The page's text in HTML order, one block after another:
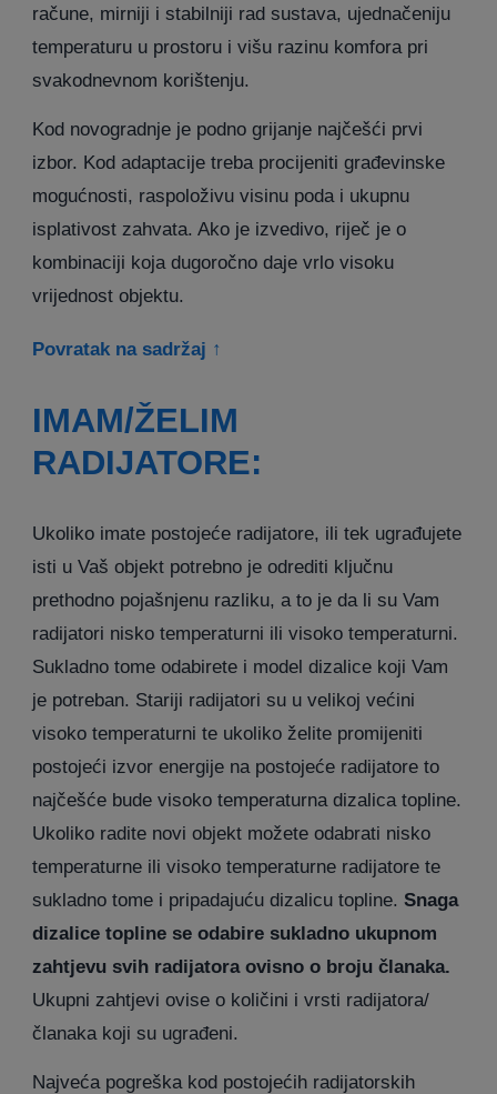
račune, mirniji i stabilniji rad sustava, ujednačeniju
temperaturu u prostoru i višu razinu komfora pri
svakodnevnom korištenju.
Kod novogradnje je podno grijanje najčešći prvi
izbor. Kod adaptacije treba procijeniti građevinske
mogućnosti, raspoloživu visinu poda i ukupnu
isplativost zahvata. Ako je izvedivo, riječ je o
kombinaciji koja dugoročno daje vrlo visoku
vrijednost objektu.
Povratak na sadržaj ↑
IMAM/ŽELIM
RADIJATORE:
Ukoliko imate postojeće radijatore, ili tek ugrađujete
isti u Vaš objekt potrebno je odrediti ključnu
prethodno pojašnjenu razliku, a to je da li su Vam
radijatori nisko temperaturni ili visoko temperaturni.
Sukladno tome odabirete i model dizalice koji Vam
je potreban. Stariji radijatori su u velikoj većini
visoko temperaturni te ukoliko želite promijeniti
postojeći izvor energije na postojeće radijatore to
najčešće bude visoko temperaturna dizalica topline.
Ukoliko radite novi objekt možete odabrati nisko
temperaturne ili visoko temperaturne radijatore te
sukladno tome i pripadajuću dizalicu topline. Snaga
dizalice topline se odabire sukladno ukupnom
zahtjevu svih radijatora ovisno o broju članaka.
Ukupni zahtjevi ovise o količini i vrsti radijatora/
članaka koji su ugrađeni.
Najveća pogreška kod postojećih radijatorskih